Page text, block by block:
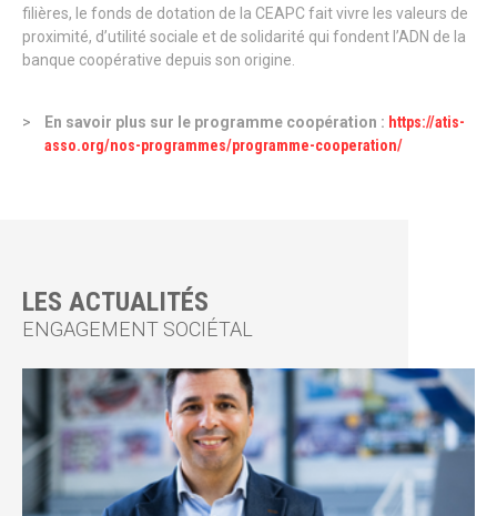
filières, le fonds de dotation de la CEAPC fait vivre les valeurs de
proximité, d’utilité sociale et de solidarité qui fondent l’ADN de la
banque coopérative depuis son origine.
En savoir plus sur le programme coopération : https://atis-
asso.org/nos-programmes/programme-cooperation/
LES ACTUALITÉS
ENGAGEMENT SOCIÉTAL